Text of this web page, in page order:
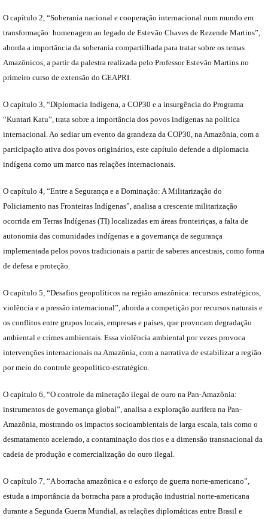
O capítulo 2, “Soberania nacional e cooperação internacional num mundo em
transformação: homenagem ao legado de Estevão Chaves de Rezende Martins”,
aborda a importância da soberania compartilhada para tratar sobre os temas
Amazônicos, a partir da palestra realizada pelo Professor Estevão Martins no
primeiro curso de extensão do GEAPRI.
O capítulo 3, “Diplomacia Indígena, a COP30 e a insurgência do Programa
“Kuntari Katu”, trata sobre a importância dos povos indígenas na política
internacional. Ao sediar um evento da grandeza da COP30, na Amazônia, com a
participação ativa dos povos originários, este capítulo defende a diplomacia
indígena como um marco nas relações internacionais.
O capítulo 4, “Entre a Segurança e a Dominação: A Militarização do
Policiamento nas Fronteiras Indígenas”, analisa a crescente militarização
ocorrida em Terras Indígenas (TI) localizadas em áreas fronteiriças, a falta de
autonomia das comunidades indígenas e a governança de segurança
implementada pelos povos tradicionais a partir de saberes ancestrais, como forma
de defesa e proteção.
O capítulo 5, “Desafios geopolíticos na região amazônica: recursos estratégicos,
violência e a pressão internacional”, aborda a competição por recursos naturais e
os conflitos entre grupos locais, empresas e países, que provocam degradação
ambiental e crimes ambientais. Essa violência ambiental por vezes provoca
intervenções internacionais na Amazônia, com a narrativa de estabilizar a região
por meio do controle geopolítico-estratégico.
O capítulo 6, “O controle da mineração ilegal de ouro na Pan-Amazônia:
instrumentos de governança global”, analisa a exploração aurífera na Pan-
Amazônia, mostrando os impactos socioambientais de larga escala, tais como o
desmatamento acelerado, a contaminação dos rios e a dimensão transnacional da
cadeia de produção e comercialização do ouro ilegal.
O capítulo 7, “A borracha amazônica e o esforço de guerra norte-americano”,
estuda a importância da borracha para a produção industrial norte-americana
durante a Segunda Guerra Mundial, as relações diplomáticas entre Brasil e